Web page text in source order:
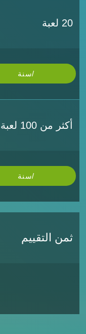
20 لعبة
/سنة
أكثر من 100 لعبة
/سنة
ثمن التقييم